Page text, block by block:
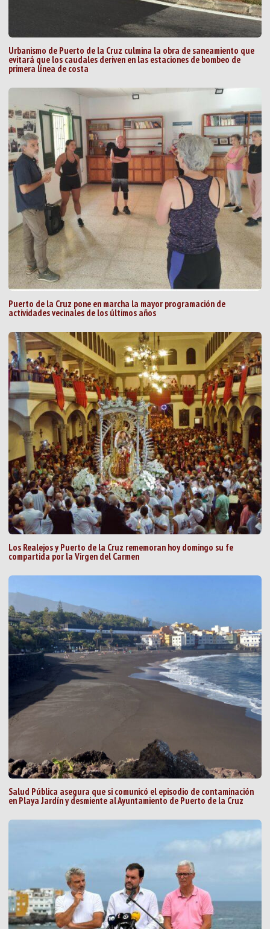
Urbanismo de Puerto de la Cruz culmina la obra de saneamiento que
evitará que los caudales deriven en las estaciones de bombeo de
primera línea de costa
Puerto de la Cruz pone en marcha la mayor programación de
actividades vecinales de los últimos años
Los Realejos y Puerto de la Cruz rememoran hoy domingo su fe
compartida por la Virgen del Carmen
Salud Pública asegura que si comunicó el episodio de contaminación
en Playa Jardín y desmiente al Ayuntamiento de Puerto de la Cruz